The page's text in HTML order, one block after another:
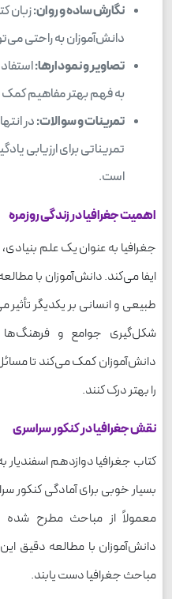
نگارش ساده و روان:زبان
دانش‌آموزان به راحتی
تصاویر و نمودارها:
به فهم بهتر مفاهیم
تمرینات و سوالات:در
تمریناتی برای ارزیابی
است.
اهمیت جغرافیا در زندگی روزمره
جغرافیا به عنوان یک علم
ایفا می‌کند. دانش‌آموزان با
طبیعی و انسانی بر یکدیگر
شکل‌گیری جوامع و فرهنگ‌ها
دانش‌آموزان کمک می‌کند تا
را بهتر درک کنند.
نقش جغرافیا در کنکور سراسری
کتاب جغرافیا دوازدهم
بسیار خوبی برای آمادگی کنکور
معمولاً از مباحث مطرح
دانش‌آموزان با مطالعه دقیق
مباحث جغرافیا دست یابند.